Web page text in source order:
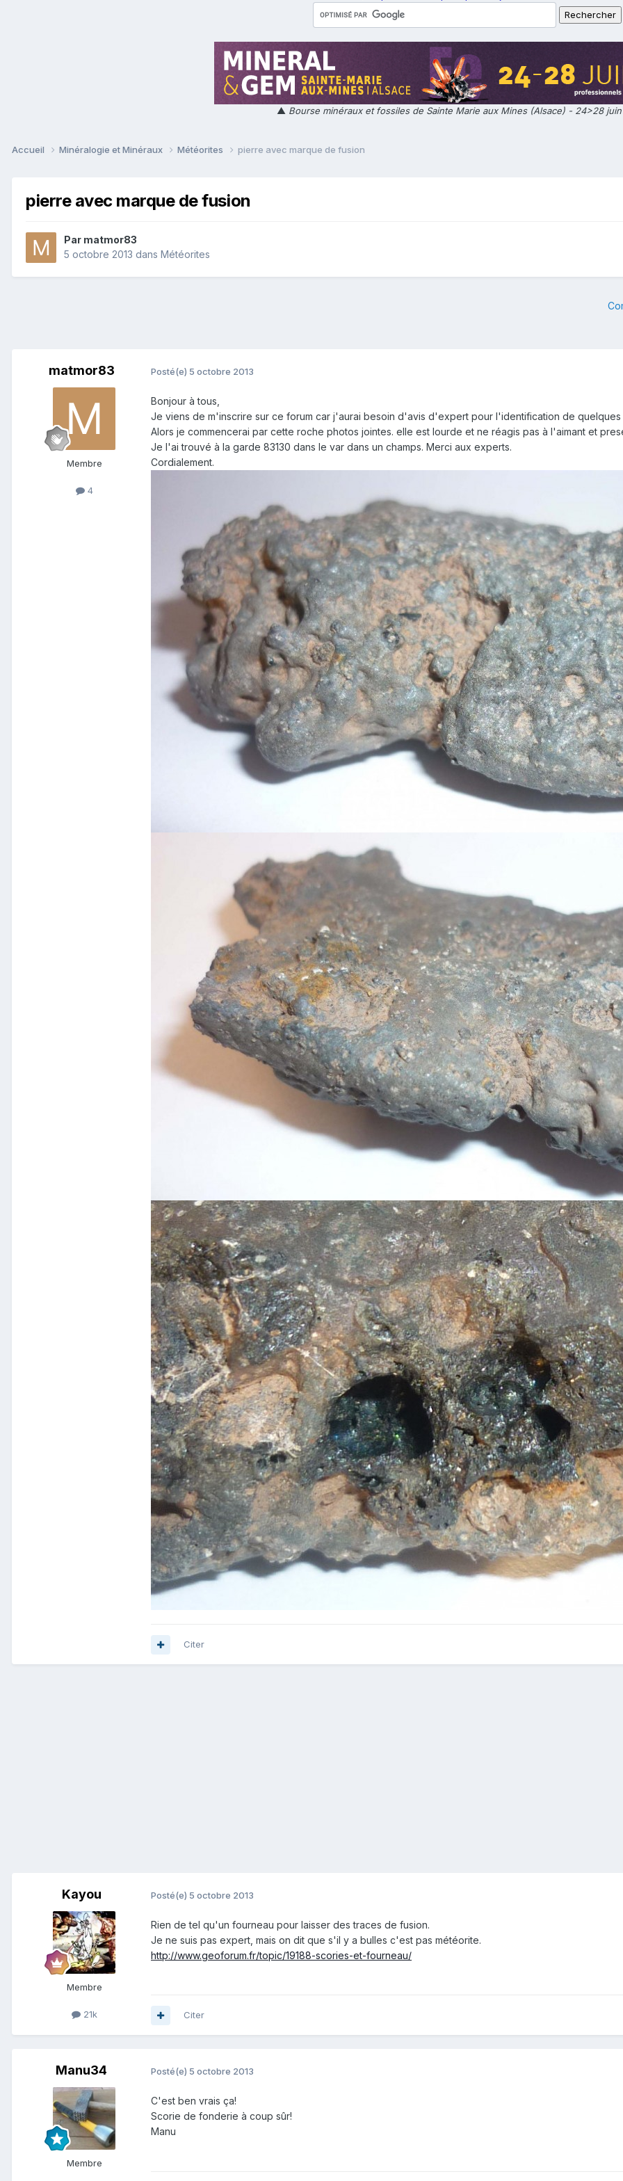
▲ Bourse minéraux et fossiles de Sainte Marie aux Mines (Alsace) - 24>28
Accueil Minéralogie et Minéraux Météorites pierre avec marque de fusion
pierre avec marque de fusion
Par matmor83
5 octobre 2013 dans Météorites
matmor83
Membre
4
Posté(e) 5 octobre 2013
Bonjour à tous,
Je viens de m'inscrire sur ce forum car j'aurai besoin d'avis d'expert pour l'identification de
Alors je commencerai par cette roche photos jointes. elle est lourde et ne réagis pas à l'aimant et
Je l'ai trouvé à la garde 83130 dans le var dans un champs. Merci aux experts.
Cordialement.
Citer
Kayou
Membre
21k
Posté(e) 5 octobre 2013
Rien de tel qu'un fourneau pour laisser des traces de fusion.
Je ne suis pas expert, mais on dit que s'il y a bulles c'est pas météorite.
http://www.geoforum.fr/topic/19188-scories-et-fourneau/
Citer
Manu34
Membre
Posté(e) 5 octobre 2013
C'est ben vrais ça!
Scorie de fonderie à coup sûr!
Manu